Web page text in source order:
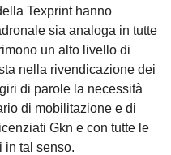
Texprint hanno
sia analoga in tutte
un alto livello di
nella rivendicazione dei
di parole la necessità
di mobilitazione e di
Gkn e con tutte le
in tal senso.